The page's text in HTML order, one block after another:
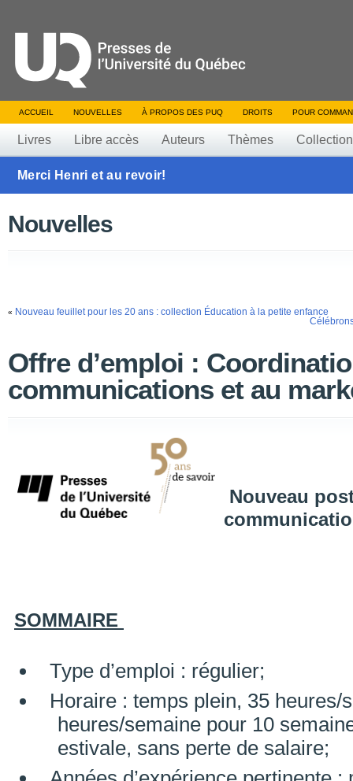
ACCUEIL NOUVELLES À PROPOS DES PUQ DROITS POUR
Livres Libre accès Auteurs Thèmes
Merci Henri et au revoir!
Nouvelles
« Nouveau feuillet pour les 20 ans : collection Éducation à la petite enfance
Offre d’emploi :
communications et au
Nouveau
SOMMAIRE
Type d’emploi : régulier;
Horaire : temps plein, 35 heures/
heures/semaine pour 10
estivale, sans perte de salaire;